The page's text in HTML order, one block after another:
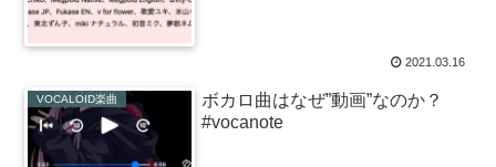
2021.03.16
VOCALOID楽曲
ボカロ曲はなぜ”動画”なのか？
#vocanote